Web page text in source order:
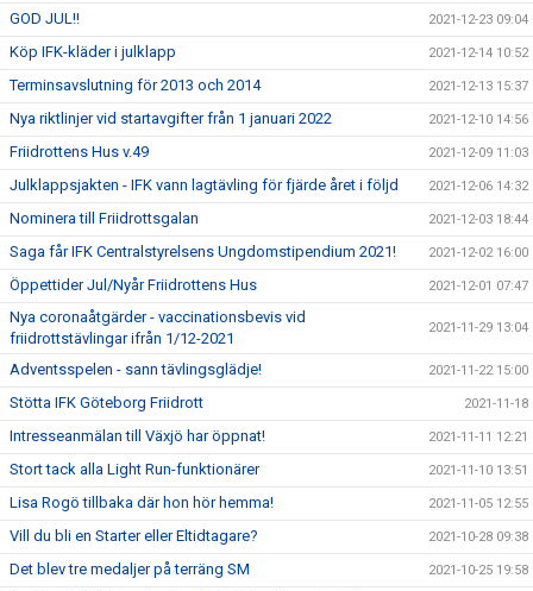
GOD JUL!! 2021-12-23 09:04
Köp IFK-kläder i julklapp 2021-12-14 10:52
Terminsavslutning för 2013 och 2014 2021-12-13 15:37
Nya riktlinjer vid startavgifter från 1 januari 2022 2021-12-10 14:56
Friidrottens Hus v.49 2021-12-09 11:03
Julklappsjakten - IFK vann lagtävling för fjärde året i följd 2021-12-06 14:32
Nominera till Friidrottsgalan 2021-12-03 18:44
Saga får IFK Centralstyrelsens Ungdomstipendium 2021! 2021-12-02 16:00
Öppettider Jul/Nyår Friidrottens Hus 2021-12-01 07:47
Nya coronaåtgärder - vaccinationsbevis vid
friidrottstävlingar ifrån 1/12-2021
2021-11-29 13:04
Adventsspelen - sann tävlingsglädje! 2021-11-22 15:00
Stötta IFK Göteborg Friidrott 2021-11-18
Intresseanmälan till Växjö har öppnat! 2021-11-11 12:21
Stort tack alla Light Run-funktionärer 2021-11-10 13:51
Lisa Rogö tillbaka där hon hör hemma! 2021-11-05 12:55
Vill du bli en Starter eller Eltidtagare? 2021-10-28 09:38
Det blev tre medaljer på terräng SM 2021-10-25 19:58